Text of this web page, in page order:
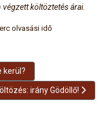
költöztetés árai.
olvasási idő
kerül?
kerül?
cikk: Költözés:
irány Gödöllő!